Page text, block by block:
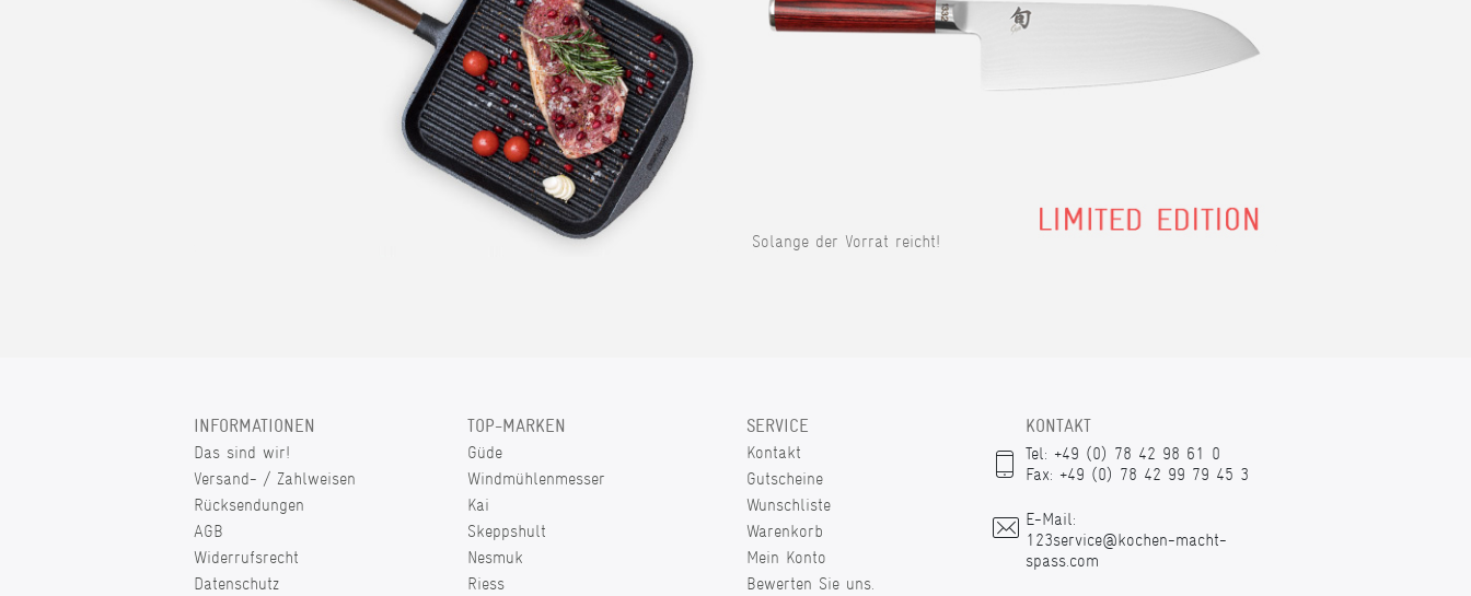
Solange der Vorrat reicht!
INFORMATIONEN
Das sind wir!
Versand- / Zahlweisen
Rücksendungen
AGB
Widerrufsrecht
Datenschutz
TOP-MARKEN
Güde
Windmühlenmesser
Kai
Skeppshult
Nesmuk
Riess
SERVICE
Kontakt
Gutscheine
Wunschliste
Warenkorb
Mein Konto
Bewerten Sie uns.
KONTAKT
Tel: +49 (0) 78 42 98 61 0
Fax: +49 (0) 78 42 99 79 45 3
E-Mail:
123service@kochen-macht-
spass.com